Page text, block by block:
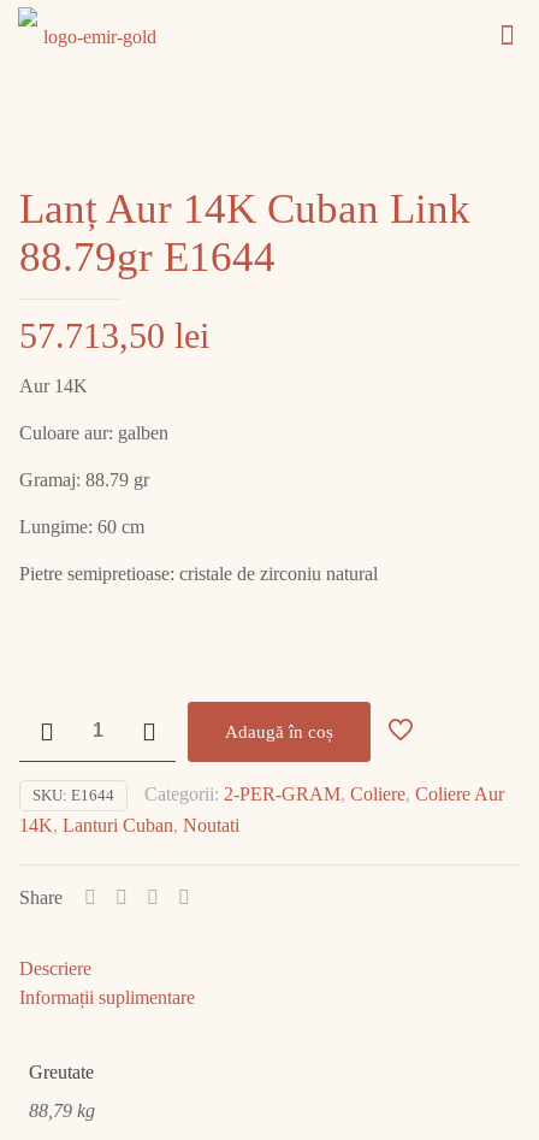
Lanț Aur 14K Cuban Link
88.79gr E1644
57.713,50 lei
Aur 14K
Culoare aur: galben
Gramaj: 88.79 gr
Lungime: 60 cm
Pietre semipretioase: cristale de zirconiu natural
Lanț
14K
Cuban
88.79gr
Adaugă în coș
SKU: E1644 Categorii: 2-PER-GRAM, Coliere, Coliere Aur
14K, Lanturi Cuban, Noutati
Share
Descriere
Informații suplimentare
Greutate
88,79 kg